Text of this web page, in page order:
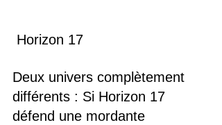
Horizon 17
Deux univers complètement
différents : Si Horizon 17
défend une mordante